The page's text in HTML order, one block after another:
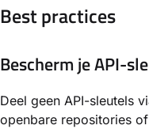
Best practices
Bescherm je API-
Deel geen API-sleutels
openbare repositories